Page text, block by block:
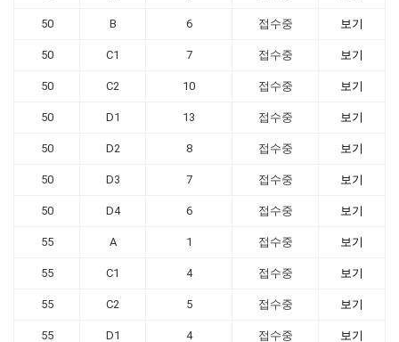
50 B 6 접수중 보기
50 C1 7 접수중 보기
50 C2 10 접수중 보기
50 D1 13 접수중 보기
50 D2 8 접수중 보기
50 D3 7 접수중 보기
50 D4 6 접수중 보기
55 A 1 접수중 보기
55 C1 4 접수중 보기
55 C2 5 접수중 보기
55 D1 4 접수중 보기